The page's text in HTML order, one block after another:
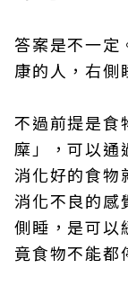
答案是不一定
康的人，右側
不過前提是食
糜」，可以通
消化好的食物
消化不良的感
側睡，是可以
竟食物不能都